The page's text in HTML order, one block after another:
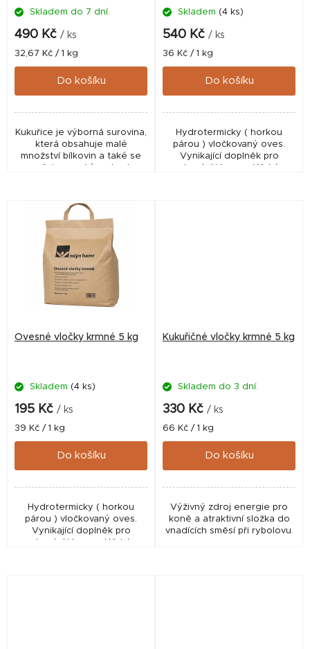
Skladem do 7 dní.
490 Kč / ks
Měrná
cena:
32,67 Kč / 1 kg
Do košíku
Kukuřice je výborná surovina,
která obsahuje malé
množství bílkovin a také se
vyznačuje vysokým obsahem
speciální tepelné...
Skladem (4 ks)
540 Kč / ks
Měrná
cena:
36 Kč / 1 kg
Do košíku
Hydrotermicky ( horkou
párou ) vločkovaný oves.
Vynikající doplněk pro
domácí i hospodářská
Ovesné vločky krmné 5 kg
Skladem (4 ks)
195 Kč / ks
Měrná
cena:
39 Kč / 1 kg
Do košíku
Hydrotermicky ( horkou
párou ) vločkovaný oves.
Vynikající doplněk pro
Kukuřičné vločky krmné 5 kg
Skladem do 3 dní.
330 Kč / ks
Měrná
cena:
66 Kč / 1 kg
Do košíku
Výživný zdroj energie pro
koně a atraktivní složka do
vnadících směsí při rybolovu.